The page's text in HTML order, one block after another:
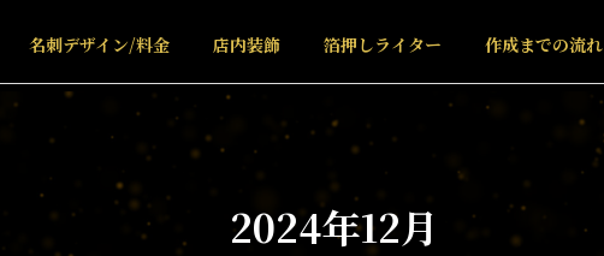
名刺デザイン/料金 店内装飾 箔押しライター 作成までの流れ
2024年12月